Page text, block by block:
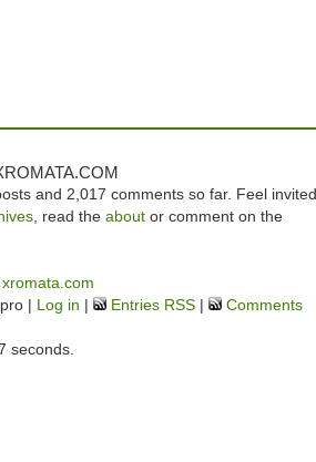
and 2,017 comments so far. Feel invited
, read the about or comment on the
xromata.com
| Log in | Entries RSS |
Comments
seconds.